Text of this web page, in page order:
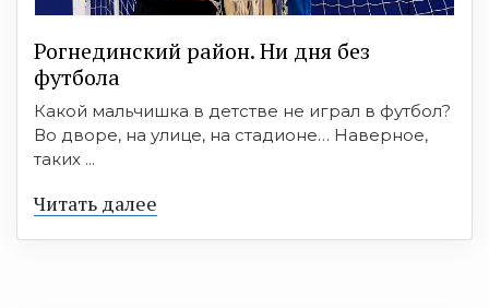
Рогнединский район. Ни дня без
футбола
Какой мальчишка в детстве не играл в футбол?
Во дворе, на улице, на стадионе… Наверное,
таких ...
Читать далее